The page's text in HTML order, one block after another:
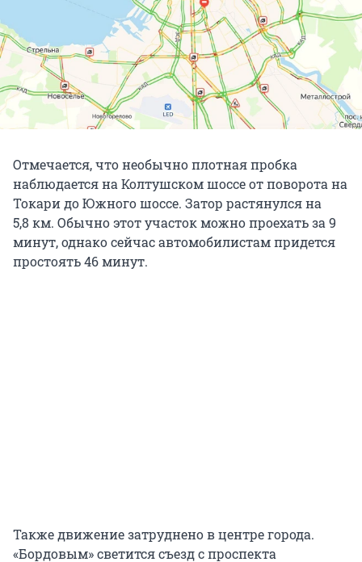
Отмечается, что необычно плотная пробка
наблюдается на Колтушском шоссе от поворота на
Токари до Южного шоссе. Затор растянулся на
5,8 км. Обычно этот участок можно проехать за 9
минут, однако сейчас автомобилистам придется
простоять 46 минут.
Также движение затруднено в центре города.
«Бордовым» светится съезд с проспекта